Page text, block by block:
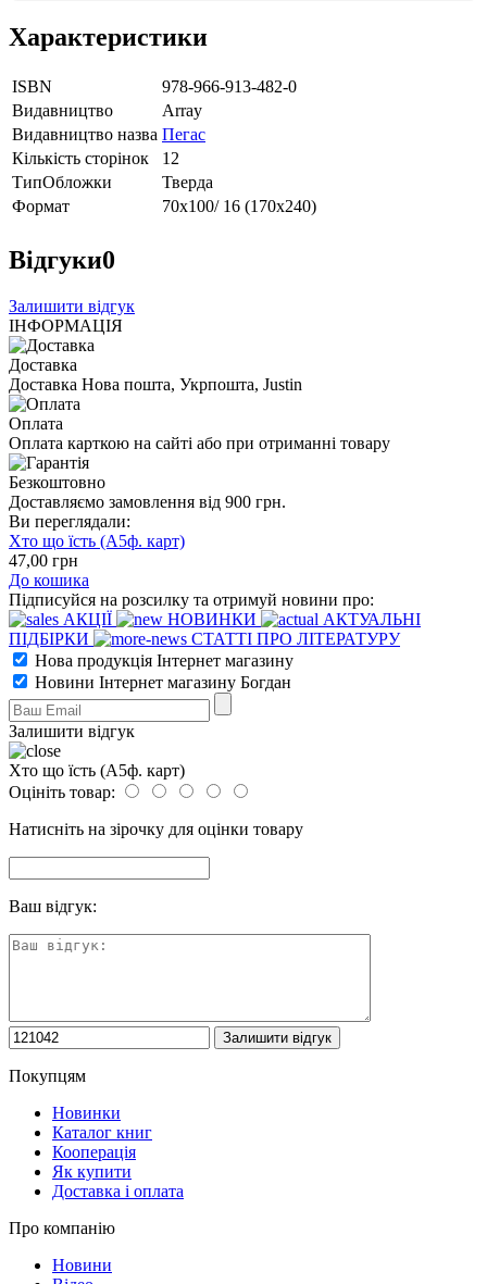
Характеристики
ISBN
978-966-913-482-0
Видавництво
Array
Видавництво назва Пегас
Кількість сторінок
12
ТипОбложки
Тверда
Формат
70х100/ 16 (170х240)
Відгуки0
Залишити відгук
ІНФОРМАЦІЯ
Доставка
Доставка Нова пошта, Укрпошта, Justin
Оплата
Оплата карткою на сайті або при отриманні товару
Безкоштовно
Доставляємо замовлення від 900 грн.
Ви переглядали:
Хто що їсть (А5ф. карт)
47,00 грн
До кошика
Підписуйся на розсилку та отримуй новини про:
АКЦІЇ
НОВИНКИ
АКТУАЛЬНІ
ПІДБІРКИ
СТАТТІ ПРО ЛІТЕРАТУРУ
Нова продукція Інтернет магазину
Новини Інтернет магазину Богдан
Залишити відгук
Хто що їсть (А5ф. карт)
Оцініть товар:
Натисніть на зірочку для оцінки товару
Ваш відгук:
Покупцям
Новинки
Каталог книг
Кооперація
Як купити
Доставка і оплата
Про компанію
Новини